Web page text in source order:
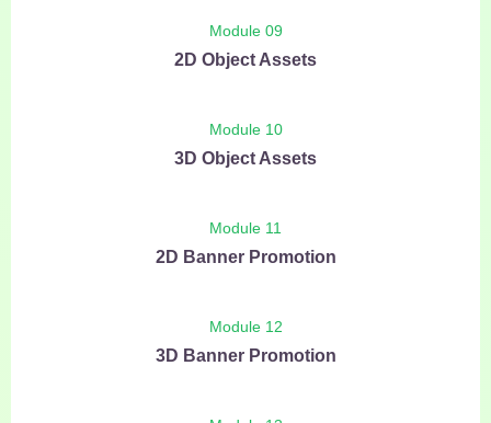
Module 09
2D Object Assets
Module 10
3D Object Assets
Module 11
2D Banner Promotion
Module 12
3D Banner Promotion